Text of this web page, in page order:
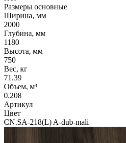
Размеры основные
Ширина, мм
2000
Глубина, мм
1180
Высота, мм
750
Вес, кг
71.39
Объем, м³
0.208
Артикул
Цвет
CN.SA-218(L) A-dub-mali